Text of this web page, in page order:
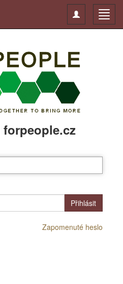
Toggle
navigation
forpeople.cz
Přihlásit
Zapomenuté heslo